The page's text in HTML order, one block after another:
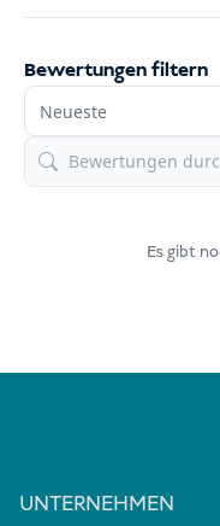
Bewertungen filtern
Es gibt
UNTERNEHMEN